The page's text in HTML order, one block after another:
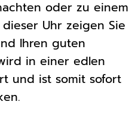
oder zu einem
Uhr zeigen Sie
Ihren guten
in einer edlen
und ist somit sofort